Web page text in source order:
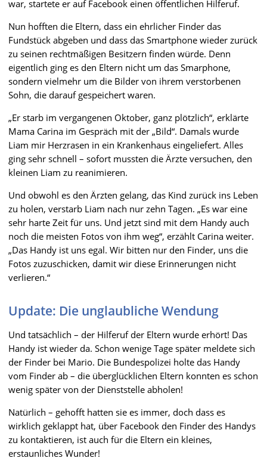
war, startete er auf Facebook einen öffentlichen Hilferuf.
Nun hofften die Eltern, dass ein ehrlicher Finder das
Fundstück abgeben und dass das Smartphone wieder zurück
zu seinen rechtmäßigen Besitzern finden würde. Denn
eigentlich ging es den Eltern nicht um das Smarphone,
sondern vielmehr um die Bilder von ihrem verstorbenen
Sohn, die darauf gespeichert waren.
„Er starb im vergangenen Oktober, ganz plötzlich“, erklärte
Mama Carina im Gespräch mit der „Bild“. Damals wurde
Liam mir Herzrasen in ein Krankenhaus eingeliefert. Alles
ging sehr schnell – sofort mussten die Ärzte versuchen, den
kleinen Liam zu reanimieren.
Und obwohl es den Ärzten gelang, das Kind zurück ins Leben
zu holen, verstarb Liam nach nur zehn Tagen. „Es war eine
sehr harte Zeit für uns. Und jetzt sind mit dem Handy auch
noch die meisten Fotos von ihm weg“, erzählt Carina weiter.
„Das Handy ist uns egal. Wir bitten nur den Finder, uns die
Fotos zuzuschicken, damit wir diese Erinnerungen nicht
verlieren.“
Update: Die unglaubliche Wendung
Und tatsächlich – der Hilferuf der Eltern wurde erhört! Das
Handy ist wieder da. Schon wenige Tage später meldete sich
der Finder bei Mario. Die Bundespolizei holte das Handy
vom Finder ab – die überglücklichen Eltern konnten es schon
wenig später von der Dienststelle abholen!
Natürlich – gehofft hatten sie es immer, doch dass es
wirklich geklappt hat, über Facebook den Finder des Handys
zu kontaktieren, ist auch für die Eltern ein kleines,
erstaunliches Wunder!